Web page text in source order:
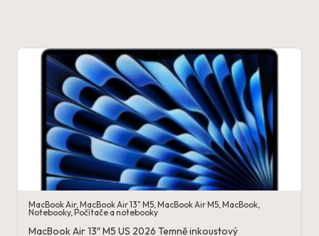
MacBook Air,MacBook Air 13" M5,MacBook Air M5,MacBook,
Notebooky,Počítače a notebooky
MacBook Air 13″ M5 US 2026 Temně inkoustový